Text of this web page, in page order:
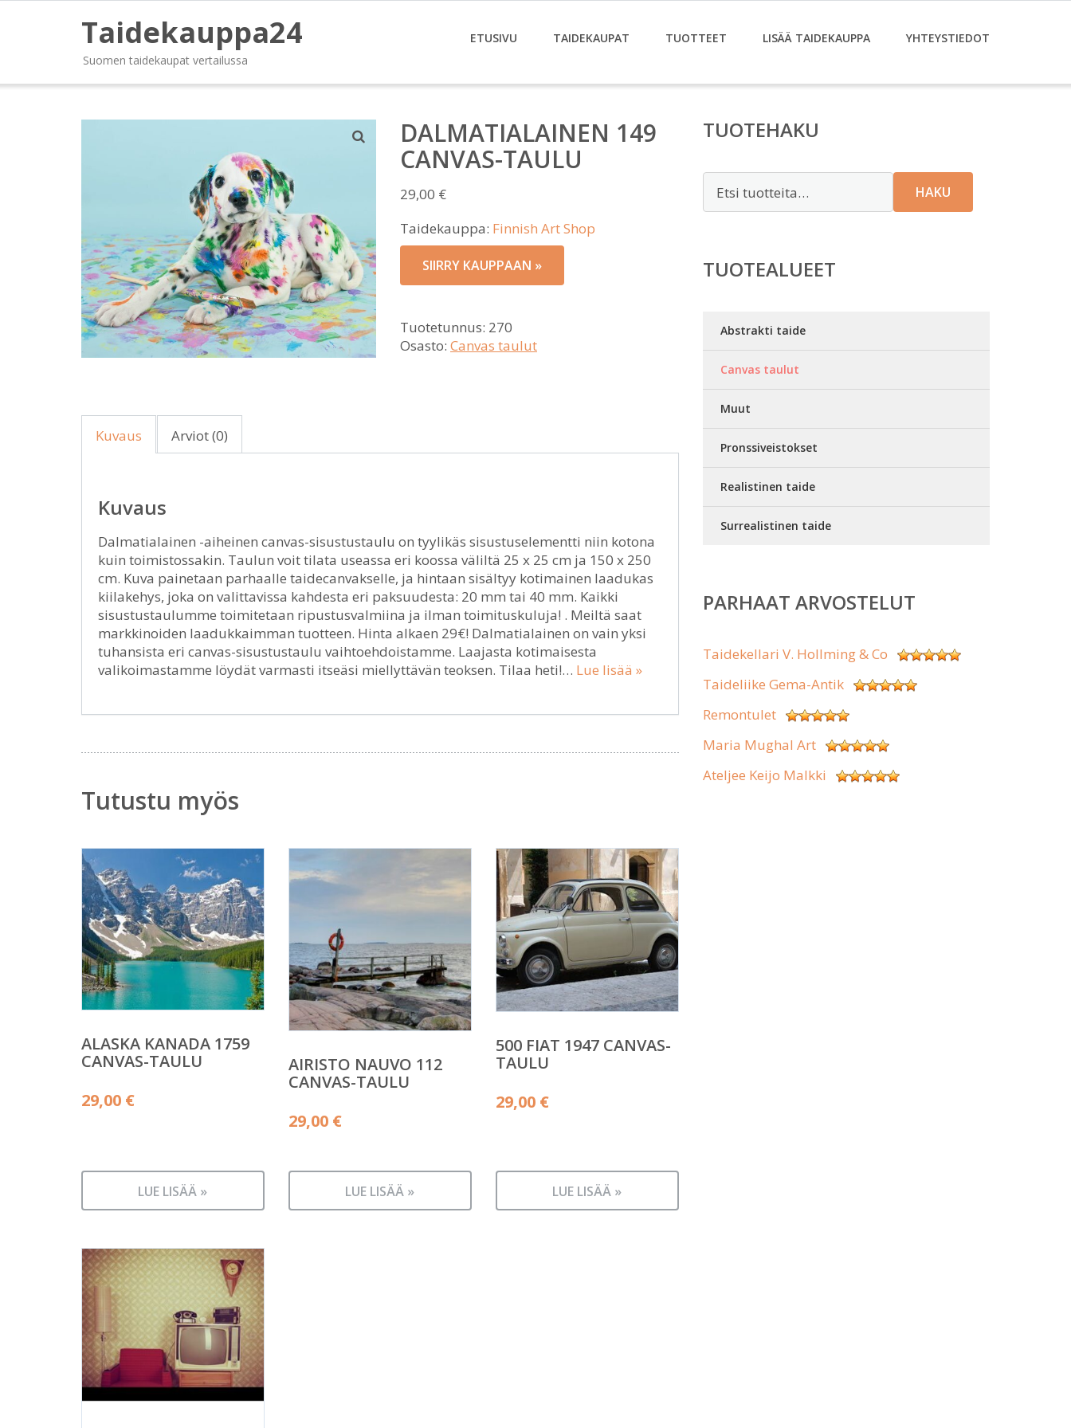
Taidekauppa24
Suomen taidekaupat vertailussa
ETUSIVU TAIDEKAUPAT TUOTTEET LISÄÄ TAIDEKAUPPA YHTEYSTIEDOT
DALMATIALAINEN 149
CANVAS-TAULU
29,00 €
Taidekauppa: Finnish Art Shop
SIIRRY KAUPPAAN »
Tuotetunnus: 270
Osasto: Canvas taulut
Kuvaus Arviot (0)
Kuvaus
Dalmatialainen -aiheinen canvas-sisustustaulu on tyylikäs sisustuselementti niin kotona
kuin toimistossakin. Taulun voit tilata useassa eri koossa väliltä 25 x 25 cm ja 150 x 250
cm. Kuva painetaan parhaalle taidecanvakselle, ja hintaan sisältyy kotimainen laadukas
kiilakehys, joka on valittavissa kahdesta eri paksuudesta: 20 mm tai 40 mm. Kaikki
sisustustaulumme toimitetaan ripustusvalmiina ja ilman toimituskuluja! . Meiltä saat
markkinoiden laadukkaimman tuotteen. Hinta alkaen 29€! Dalmatialainen on vain yksi
tuhansista eri canvas-sisustustaulu vaihtoehdoistamme. Laajasta kotimaisesta
valikoimastamme löydät varmasti itseäsi miellyttävän teoksen. Tilaa heti!… Lue lisää »
Tutustu myös
ALASKA KANADA 1759
CANVAS-TAULU
29,00 €
LUE LISÄÄ »
AIRISTO NAUVO 112
CANVAS-TAULU
29,00 €
LUE LISÄÄ »
500 FIAT 1947 CANVAS-
TAULU
29,00 €
LUE LISÄÄ »
TUOTEHAKU
HAKU
TUOTEALUEET
Abstrakti taide
Canvas taulut
Muut
Pronssiveistokset
Realistinen taide
Surrealistinen taide
PARHAAT ARVOSTELUT
Taidekellari V. Hollming & Co
Taideliike Gema-Antik
Remontulet
Maria Mughal Art
Ateljee Keijo Malkki